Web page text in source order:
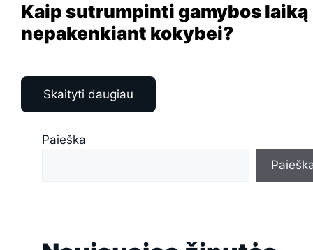
Kaip sutrumpinti gamybos laiką
nepakenkiant kokybei?
Skaityti daugiau
Paieška